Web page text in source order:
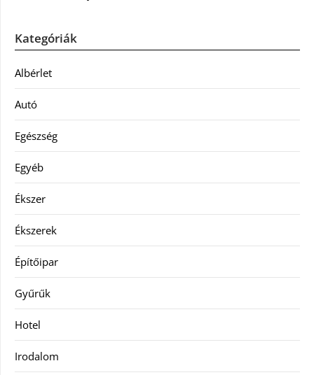
Kategóriák
Albérlet
Autó
Egészség
Egyéb
Ékszer
Ékszerek
Építőipar
Gyűrűk
Hotel
Irodalom